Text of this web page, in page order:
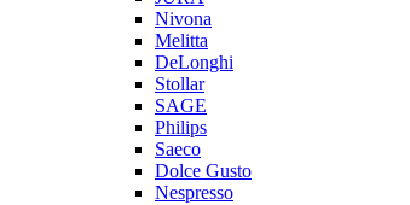
Nivona
Melitta
DeLonghi
Stollar
SAGE
Philips
Saeco
Dolce Gusto
Nespresso